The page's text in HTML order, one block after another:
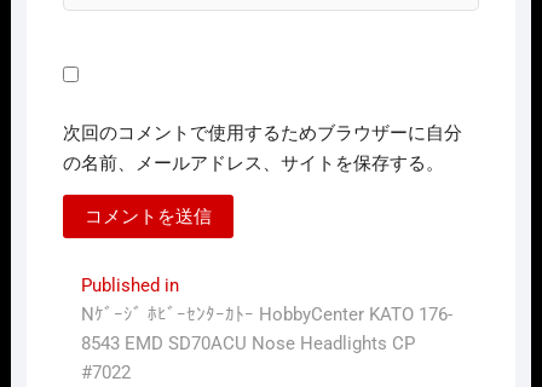
次回のコメントで使用するためブラウザーに自分
の名前、メールアドレス、サイトを保存する。
投
稿
ナ
Published in
Nｹﾞｰｼﾞ ﾎﾋﾞｰｾﾝﾀｰｶﾄｰ HobbyCenter KATO 176-
8543 EMD SD70ACU Nose Headlights CP
#7022